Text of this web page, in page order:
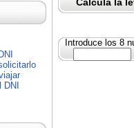
Introduce los 8